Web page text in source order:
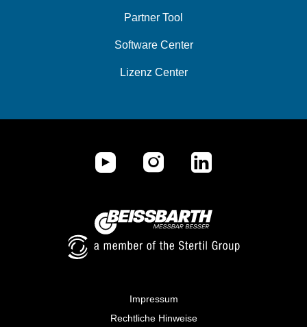
Partner Tool
Software Center
Lizenz Center
Impressum
Rechtliche Hinweise